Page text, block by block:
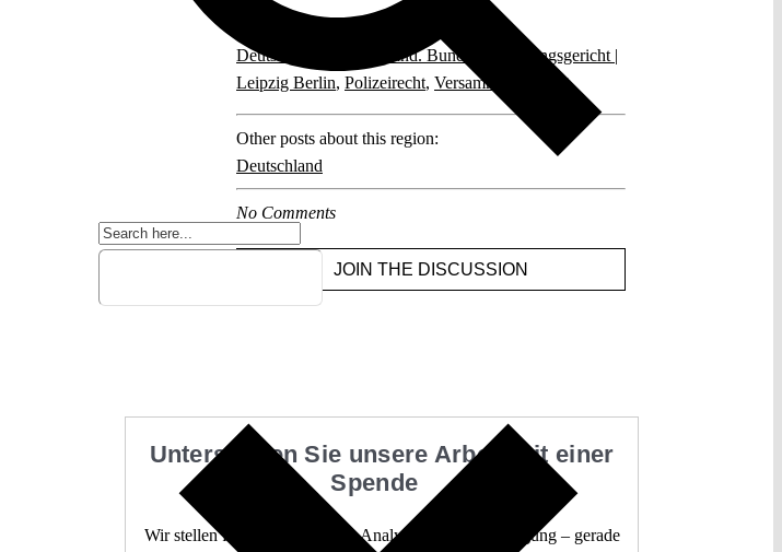
Deutschland
Deutschland. Bundesverwaltungsgericht |
Leipzig Berlin, Polizeirecht, Versammlungsrecht
Other posts about this region:
Deutschland
No Comments
JOIN THE DISCUSSION
Unterstützen Sie unsere Arbeit mit einer
Spende
Wir stellen fundierte juristische Analysen frei zur Verfügung – gerade